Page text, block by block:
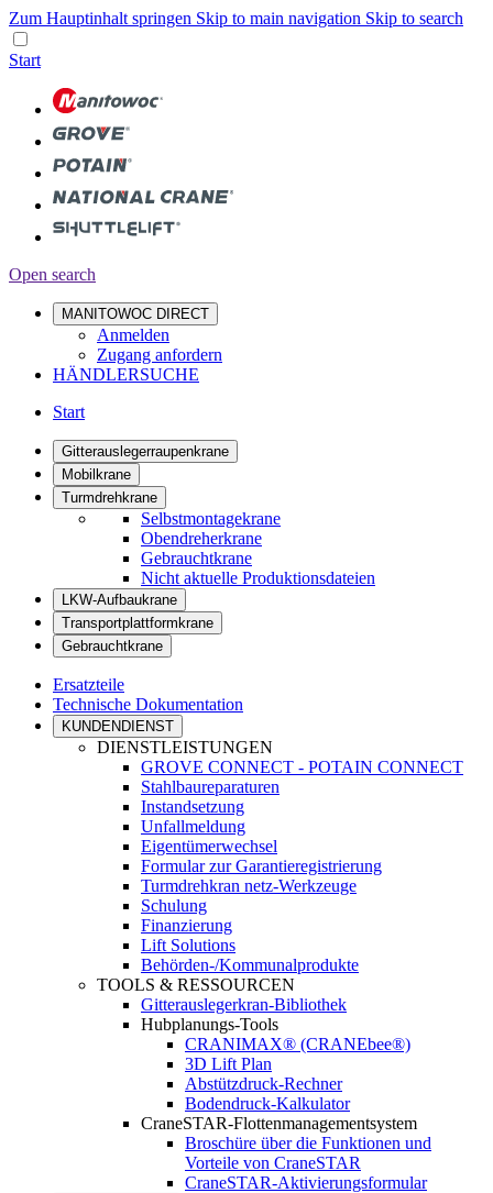
Zum Hauptinhalt springen Skip to main navigation Skip to search
Start
Open search
MANITOWOC DIRECT
Anmelden
Zugang anfordern
HÄNDLERSUCHE
Start
Gitterauslegerraupenkrane
Mobilkrane
Turmdrehkrane
Selbstmontagekrane
Obendreherkrane
Gebrauchtkrane
Nicht aktuelle Produktionsdateien
LKW-Aufbaukrane
Transportplattformkrane
Gebrauchtkrane
Ersatzteile
Technische Dokumentation
KUNDENDIENST
DIENSTLEISTUNGEN
GROVE CONNECT - POTAIN CONNECT
Stahlbaureparaturen
Instandsetzung
Unfallmeldung
Eigentümerwechsel
Formular zur Garantieregistrierung
Turmdrehkran netz-Werkzeuge
Schulung
Finanzierung
Lift Solutions
Behörden-/Kommunalprodukte
TOOLS & RESSOURCEN
Gitterauslegerkran-Bibliothek
Hubplanungs-Tools
CRANIMAX® (CRANEbee®)
3D Lift Plan
Abstützdruck-Rechner
Bodendruck-Kalkulator
CraneSTAR-Flottenmanagementsystem
Broschüre über die Funktionen und
Vorteile von CraneSTAR
CraneSTAR-Aktivierungsformular